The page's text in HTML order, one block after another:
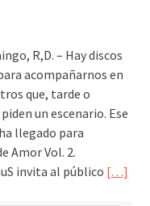
R,D. – Hay discos
acompañarnos en
que, tarde o
un escenario. Ese
llegado para
Amor Vol. 2.
invita al público […]